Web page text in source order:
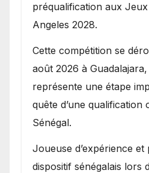
préqualification aux
Angeles 2028.
Cette compétition se
août 2026 à
représente une étape
quête d’une qualification
Sénégal.
Joueuse d’expérience
dispositif sénégalais lors